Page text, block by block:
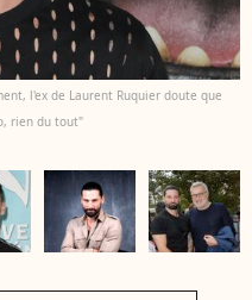
l'ex de Laurent Ruquier doute que
rien du tout"